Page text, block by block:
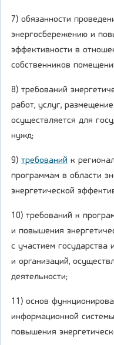
7) обязанности
энергосбережению и
эффективности в
собственников
8) требований
работ, услуг,
осуществляется для
нужд;
9) требований к
программам в области
энергетической
10) требований к
и повышения
с участием государства
и организаций,
деятельности;
11) основ
информационной
повышения